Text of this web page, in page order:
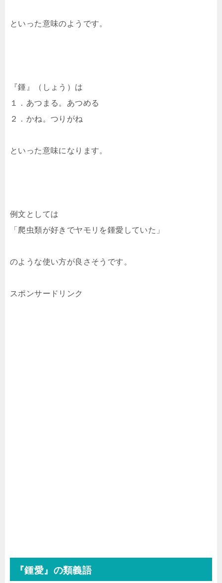
といった意味のようです。
『鍾』（しょう）は
１．あつまる。あつめる
２．かね。つりがね
といった意味になります。
例文としては
「爬虫類が好きでヤモリを鍾愛していた」
のような使い方が良さそうです。
スポンサードリンク
『鍾愛』の類義語